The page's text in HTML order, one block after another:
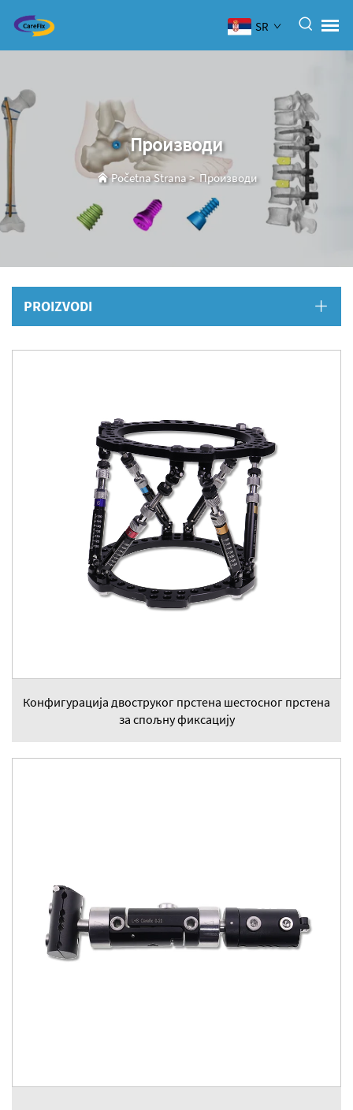
SR
Производи
Početna Strana> Производи
PROIZVODI
Конфигурација двоструког прстена шестосног прстена
за спољну фиксацију